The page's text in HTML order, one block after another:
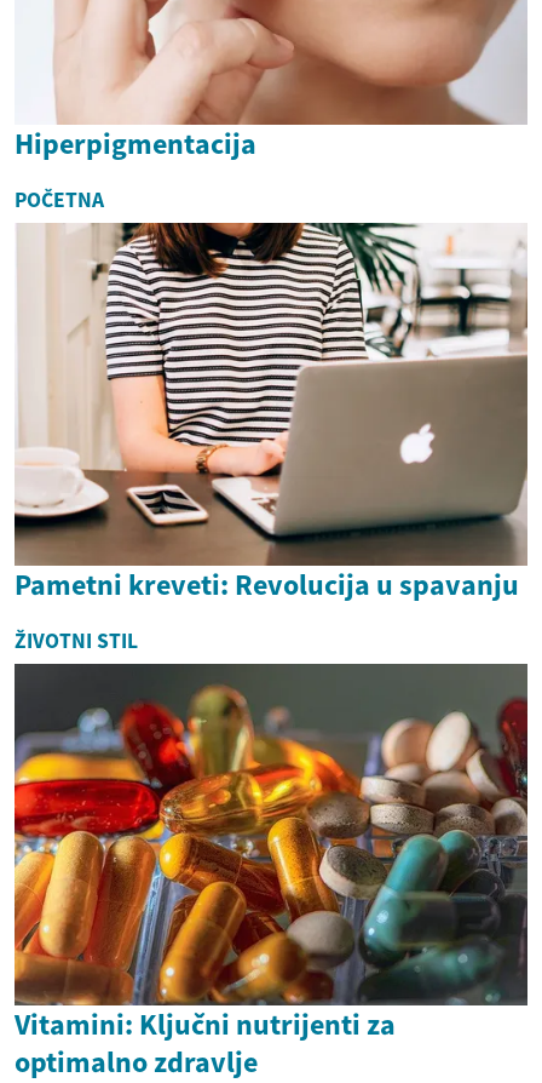
Hiperpigmentacija
POČETNA
Pametni kreveti: Revolucija u spavanju
ŽIVOTNI STIL
Vitamini: Ključni nutrijenti za
optimalno zdravlje